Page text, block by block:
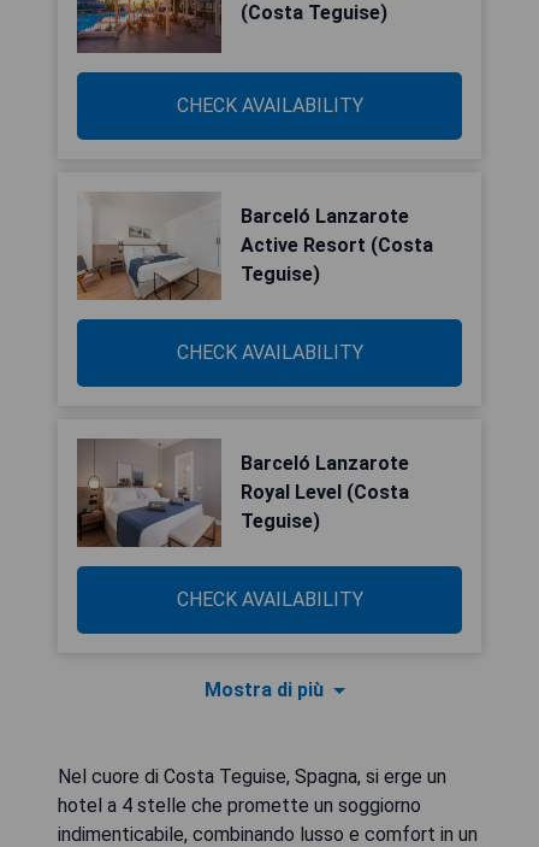
(Costa Teguise)
CHECK AVAILABILITY
Barceló Lanzarote
Active Resort (Costa
Teguise)
CHECK AVAILABILITY
Barceló Lanzarote
Royal Level (Costa
Teguise)
CHECK AVAILABILITY
Mostra di più
Nel cuore di Costa Teguise, Spagna, si erge un
hotel a 4 stelle che promette un soggiorno
indimenticabile, combinando lusso e comfort in un